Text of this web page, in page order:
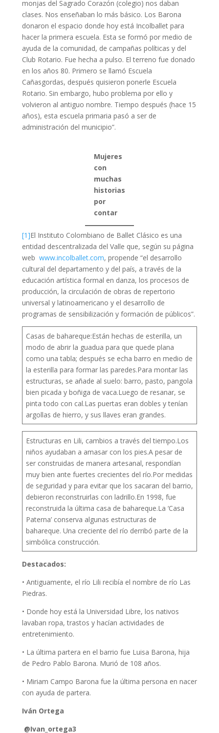
monjas del Sagrado Corazón (colegio) nos daban
clases. Nos enseñaban lo más básico. Los Barona
donaron el espacio donde hoy está Incolballet para
hacer la primera escuela. Esta se formó por medio de
ayuda de la comunidad, de campañas políticas y del
Club Rotario. Fue hecha a pulso. El terreno fue donado
en los años 80. Primero se llamó Escuela
Cañasgordas, después quisieron ponerle Escuela
Rotario. Sin embargo, hubo problema por ello y
volvieron al antiguo nombre. Tiempo después (hace 15
años), esta escuela primaria pasó a ser de
administración del municipio”.
Mujeres
con
muchas
historias
por
contar
[1]El Instituto Colombiano de Ballet Clásico es una
entidad descentralizada del Valle que, según su página
web www.incolballet.com, propende “el desarrollo
cultural del departamento y del país, a través de la
educación artística formal en danza, los procesos de
producción, la circulación de obras de repertorio
universal y latinoamericano y el desarrollo de
programas de sensibilización y formación de públicos”.
Casas de bahareque:Están hechas de esterilla, un
modo de abrir la guadua para que quede plana
como una tabla; después se echa barro en medio de
la esterilla para formar las paredes.Para montar las
estructuras, se añade al suelo: barro, pasto, pangola
bien picada y boñiga de vaca.Luego de resanar, se
pinta todo con cal.Las puertas eran dobles y tenían
argollas de hierro, y sus llaves eran grandes.
Estructuras en Lili, cambios a través del tiempo.Los
niños ayudaban a amasar con los pies.A pesar de
ser construidas de manera artesanal, respondían
muy bien ante fuertes crecientes del río.Por medidas
de seguridad y para evitar que los sacaran del barrio,
debieron reconstruirlas con ladrillo.En 1998, fue
reconstruida la última casa de bahareque.La ‘Casa
Paterna’ conserva algunas estructuras de
bahareque. Una creciente del río derribó parte de la
simbólica construcción.
Destacados:
• Antiguamente, el río Lili recibía el nombre de río Las
Piedras.
• Donde hoy está la Universidad Libre, los nativos
lavaban ropa, trastos y hacían actividades de
entretenimiento.
• La última partera en el barrio fue Luisa Barona, hija
de Pedro Pablo Barona. Murió de 108 años.
• Miriam Campo Barona fue la última persona en nacer
con ayuda de partera.
Iván Ortega
@Ivan_ortega3